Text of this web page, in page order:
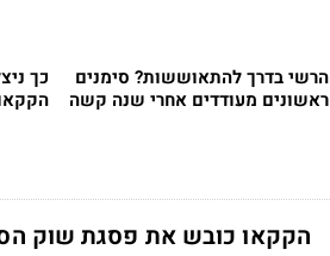
הרשי בדרך להתאוששות? סימנים
ראשונים מעודדים אחרי שנה קשה
כך
הקקאו ב-
הקקאו כובש את פסגת שוק